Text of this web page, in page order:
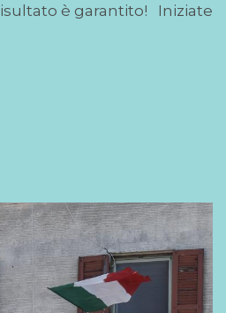
è garantito! Iniziate